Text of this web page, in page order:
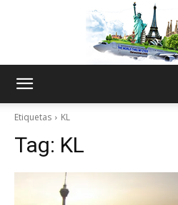
Etiquetas KL
Tag: KL